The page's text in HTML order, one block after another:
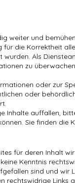
weiter und
die Korrektheit
Als
zu
oder zur
oder
Inhalte auffallen,
Sie finden die
für deren Inhalt
Kenntnis
sind und wir
rechtswidrige Links